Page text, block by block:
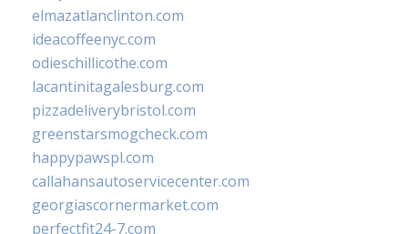
elmazatlanclinton.com
ideacoffeenyc.com
odieschillicothe.com
lacantinitagalesburg.com
pizzadeliverybristol.com
greenstarsmogcheck.com
happypawspl.com
callahansautoservicecenter.com
georgiascornermarket.com
perfectfit24-7.com